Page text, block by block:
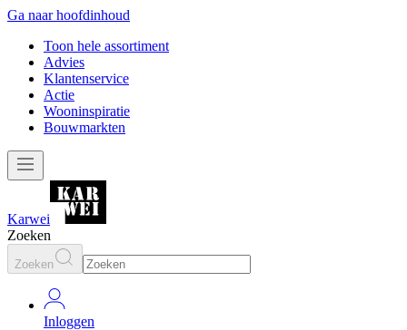
Ga naar hoofdinhoud
Toon hele assortiment
Advies
Klantenservice
Actie
Wooninspiratie
Bouwmarkten
Karwei
Zoeken
Zoeken
Inloggen